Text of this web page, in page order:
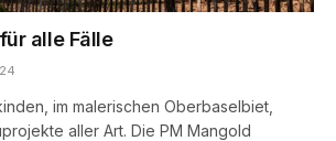
alle Fälle
im malerischen Oberbaselbiet,
aller Art. Die PM Mangold